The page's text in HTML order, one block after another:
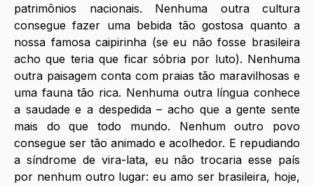
patrimônios nacionais. Nenhuma outra cultura
consegue fazer uma bebida tão gostosa quanto a
nossa famosa caipirinha (se eu não fosse brasileira
acho que teria que ficar sóbria por luto). Nenhuma
outra paisagem conta com praias tão maravilhosas e
uma fauna tão rica. Nenhuma outra língua conhece
a saudade e a despedida – acho que a gente sente
mais do que todo mundo. Nenhum outro povo
consegue ser tão animado e acolhedor. E repudiando
a síndrome de vira-lata, eu não trocaria esse país
por nenhum outro lugar: eu amo ser brasileira, hoje,